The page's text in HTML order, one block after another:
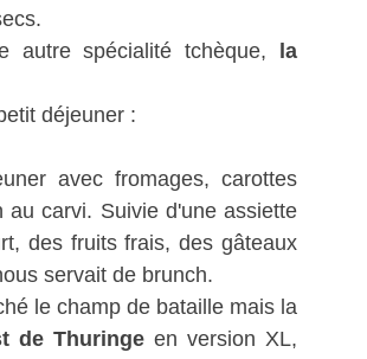
spécialité tchèque,
la
déjeuner :
avec fromages, carottes
carvi. Suivie d'une assiette
des fruits frais, des gâteaux
servait de brunch.
le champ de bataille mais la
de Thuringeen version XL,